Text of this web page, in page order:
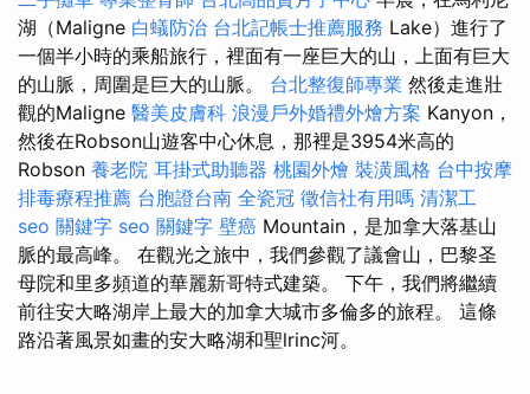
湖（Maligne 白蟻防治 台北記帳士推薦服務 Lake）進行了
一個半小時的乘船旅行，裡面有一座巨大的山，上面有巨大
的山脈，周圍是巨大的山脈。 台北整復師專業 然後走進壯
觀的Maligne 醫美皮膚科 浪漫戶外婚禮外燴方案 Kanyon，
然後在Robson山遊客中心休息，那裡是3954米高的
Robson 養老院 耳掛式助聽器 桃園外燴 裝潢風格 台中按摩
排毒療程推薦 台胞證台南 全瓷冠 徵信社有用嗎 清潔工
seo 關鍵字 seo 關鍵字 壁癌 Mountain，是加拿大落基山
脈的最高峰。 在觀光之旅中，我們參觀了議會山，巴黎圣
母院和里多頻道的華麗新哥特式建築。 下午，我們將繼續
前往安大略湖岸上最大的加拿大城市多倫多的旅程。 這條
路沿著風景如畫的安大略湖和聖lrinc河。